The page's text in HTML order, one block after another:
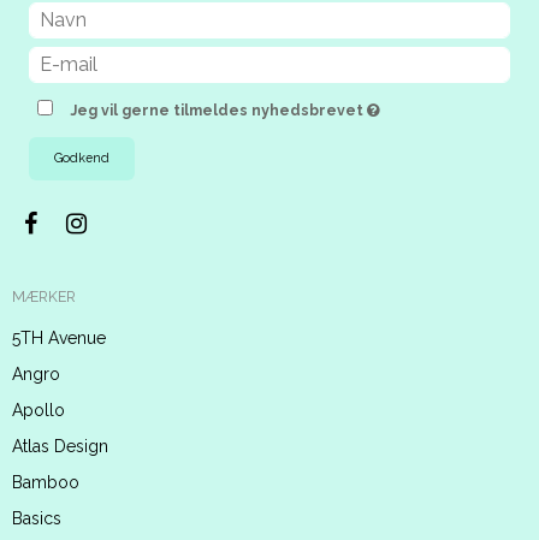
Jeg vil gerne tilmeldes nyhedsbrevet
Godkend
MÆRKER
5TH Avenue
Angro
Apollo
Atlas Design
Bamboo
Basics